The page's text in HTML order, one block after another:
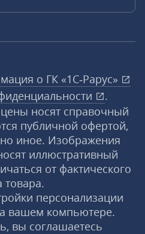
о ГК «1С‑Рарус»
.
носят справочный
публичной офертой,
иное. Изображения
иллюстративный
от фактического
товара.
персонализации
вашем компьютере.
вы соглашаетесь